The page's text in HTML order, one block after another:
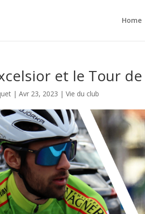
Home
et le Tour
| Avr 23, 2023 | Vie du club